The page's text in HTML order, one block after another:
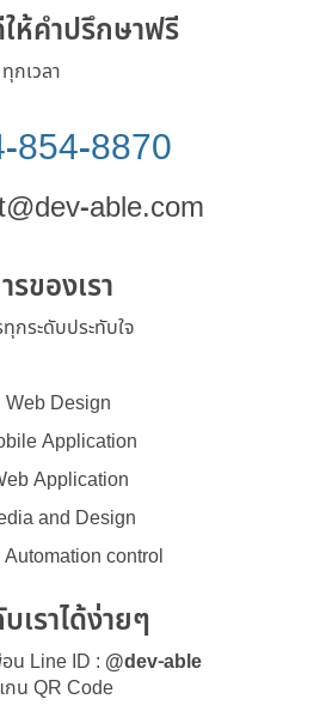
ห้คำปรึกษาฟรี
กเวลา
854-8870
able.com
รของเรา
กระดับประทับใจ
Web Design
Application
Application
and Design
Automation control
เราได้ง่ายๆ
น Line ID : @dev-able
กน QR Code